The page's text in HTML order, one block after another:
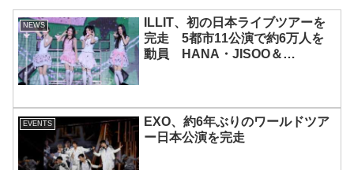
NEWS
ILLIT、初の日本ライブツアーを
完走 5都市11公演で約6万人を
動員 HANA・JISOO＆
EVENTS
EXO、約6年ぶりのワールドツア
ー日本公演を完走